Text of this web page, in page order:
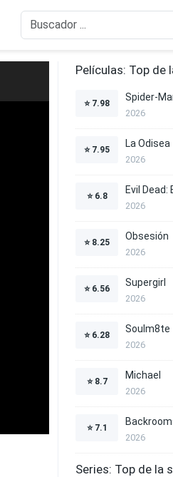
Películas: Top de
⭐ 7.98
Spider-
2026
⭐ 7.95
La Odisea
2026
⭐ 6.8
Evil Dead:
2026
⭐ 8.25
Obsesión
2026
⭐ 6.56
Supergirl
2026
⭐ 6.28
Soulm8te
2026
⭐ 8.7
Michael
2026
⭐ 7.1
2026
Series: Top de la